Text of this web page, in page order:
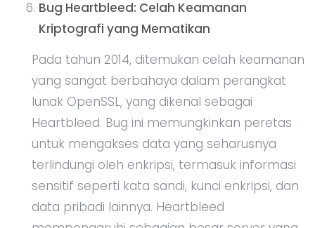
Bug Heartbleed: Celah Keamanan
Kriptografi yang Mematikan
Pada tahun 2014, ditemukan celah keamanan
yang sangat berbahaya dalam perangkat
lunak OpenSSL, yang dikenal sebagai
Heartbleed. Bug ini memungkinkan peretas
untuk mengakses data yang seharusnya
terlindungi oleh enkripsi, termasuk informasi
sensitif seperti kata sandi, kunci enkripsi, dan
data pribadi lainnya. Heartbleed